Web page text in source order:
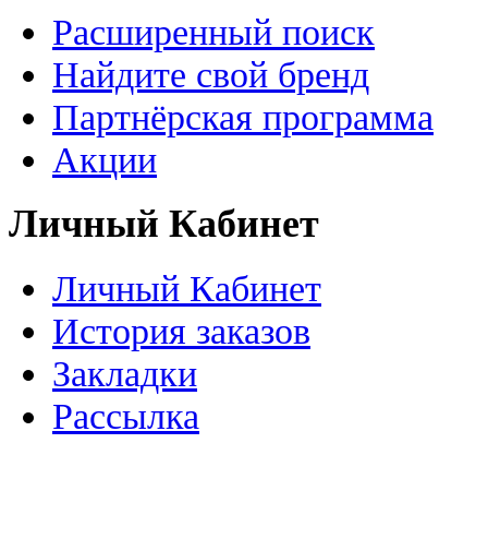
Расширенный поиск
Найдите свой бренд
Партнёрская программа
Акции
Личный Кабинет
Личный Кабинет
История заказов
Закладки
Рассылка